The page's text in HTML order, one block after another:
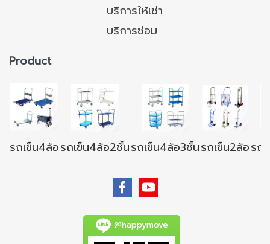
บริการให้เช่า
บริการซ่อม
Product
รถเข็น4ล้อรถเข็น4ล้อ2ชั้นรถเข็น4ล้อ3ชั้นรถเข็น2ล้อรถ
@happymove